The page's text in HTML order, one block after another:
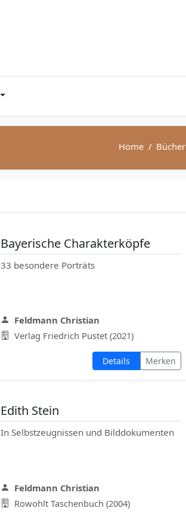
Home Bücher
Bayerische Charakterköpfe
33 besondere Porträts
Feldmann Christian
Verlag Friedrich Pustet (2021)
Details Merken
Edith Stein
In Selbstzeugnissen und Bilddokumenten
Feldmann Christian
Rowohlt Taschenbuch (2004)